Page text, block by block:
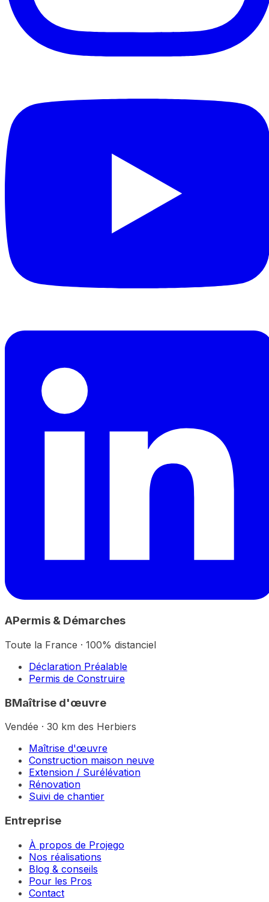
APermis & Démarches
Toute la France · 100% distanciel
Déclaration Préalable
Permis de Construire
BMaîtrise d'œuvre
Vendée · 30 km des Herbiers
Maîtrise d'œuvre
Construction maison neuve
Extension / Surélévation
Rénovation
Suivi de chantier
Entreprise
À propos de Projego
Nos réalisations
Blog & conseils
Pour les Pros
Contact